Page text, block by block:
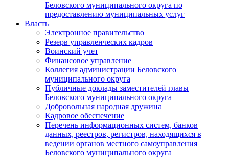
Беловского муниципального округа по
предоставлению муниципальных услуг
Власть
Электронное правительство
Резерв управленческих кадров
Воинский учет
Финансовое управление
Коллегия администрации Беловского
муниципального округа
Публичные доклады заместителей главы
Беловского муниципального округа
Добровольная народная дружина
Кадровое обеспечение
Перечень информационных систем, банков
данных, реестров, регистров, находящихся в
ведении органов местного самоуправления
Беловского муниципального округа